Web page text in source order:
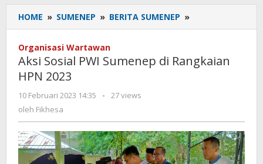
HOME » SUMENEP » BERITA SUMENEP »
Sosial
Sumenep
di
Organisasi Wartawan
Aksi Sosial PWI Sumenep di Rangkaian
HPN 2023
10 Februari 2023 14:35
oleh
-
27 views
oleh Fikhesa